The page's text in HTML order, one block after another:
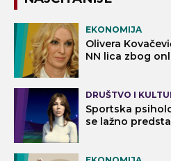
EKONOMIJA
Olivera
NN lica zbog
DRUŠTVO I
Sportska
se lažno